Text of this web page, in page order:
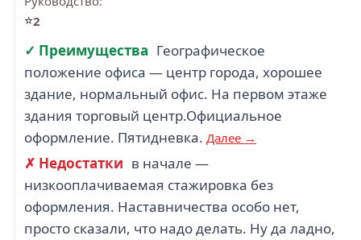
СОЮЗ СД (2) ДРАГОВИТ (2)
АВТОХОЛДИНГ (2)
⭐2
✓ Преимущества Географическое
положение офиса — центр города, хорошее
здание, нормальный офис. На первом этаже
здания торговый центр.Официальное
оформление. Пятидневка. Далее →
✗ Недостатки в начале —
низкооплачиваемая стажировка без
оформления. Наставничества особо нет,
просто сказали, что надо делать. Ну да ладно,